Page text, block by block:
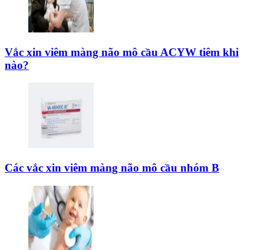
Vắc xin viêm màng não mô cầu ACYW tiêm khi
nào?
Các vắc xin viêm màng não mô cầu nhóm B